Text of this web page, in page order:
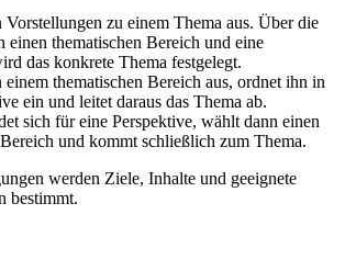
zu einem Thema aus. Über die
einen thematischen Bereich und eine
das konkrete Thema festgelegt.
thematischen Bereich aus, ordnet ihn in
ein und leitet daraus das Thema ab.
sich für eine Perspektive, wählt dann einen
und kommt schließlich zum Thema.
werden Ziele, Inhalte und geeignete
bestimmt.